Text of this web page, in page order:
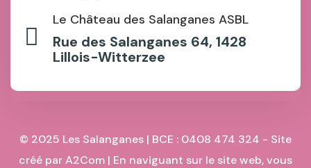
Le Château des Salanganes ASBL
Rue des Salanganes 64, 1428
Lillois-Witterzee
© 2025 Les Salanganes | BCE : 0408 474 324 - Site
créé parA2Com | En naviguant sur le site web, vous